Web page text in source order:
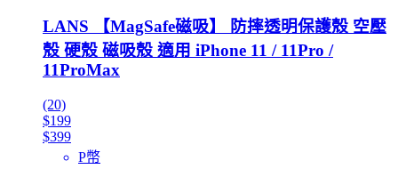
LANS 【MagSafe磁吸】 防摔透明保護殼 空壓
殼 硬殼 磁吸殼 適用 iPhone 11 / 11Pro /
11ProMax
(20)
$199
$399
P幣